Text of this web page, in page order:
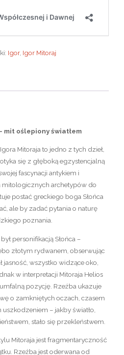
Igor, Igor Mitoraj
mit oślepiony światłem
Mitoraja to jedno z tych dzieł,
się z głęboką egzystencjalną
fascynacji antykiem i
mitologicznych archetypów do
postać greckiego boga Słońca
ale by zadać pytania o naturę
poznania.
personifikacją Słońca –
złotym rydwanem, obserwując
wszystko widzące oko,
w interpretacji Mitoraja Helios
pozycję. Rzeźba ukazuje
o zamkniętych oczach, czasem
– jakby światło,
stało się przekleństwem.
Mitoraja jest fragmentaryczność
Rzeźba jest oderwana od